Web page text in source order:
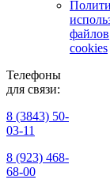
файлов
cookies
Телефоны
для связи:
8 (3843) 50-
03-11
8 (923) 468-
68-00